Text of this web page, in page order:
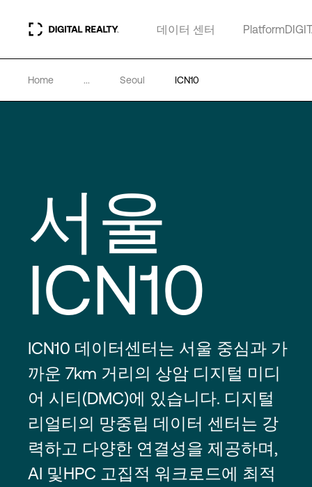
데이터 센터
Home ... Seoul ICN10
서울
ICN10
ICN10 데이터센터는 서울 중심과 가
까운 7km 거리의 상암 디지털 미디
어 시티(DMC)에 있습니다. 디지털
리얼티의 망중립 데이터 센터는 강
력하고 다양한 연결성을 제공하며,
AI 및HPC 고집적 워크로드에 최적